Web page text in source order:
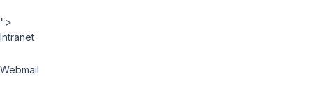
">
Intranet
Webmail